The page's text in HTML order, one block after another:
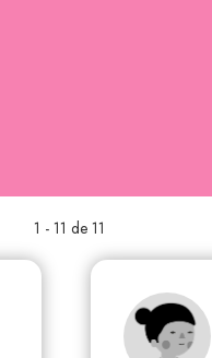
1 - 11 de 11